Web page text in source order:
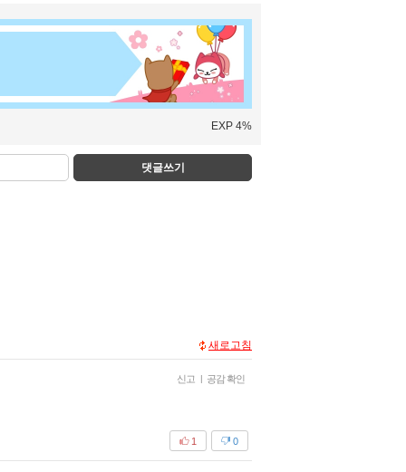
EXP 4%
댓글쓰기
새로고침
신고 | 공감 확인
0
1